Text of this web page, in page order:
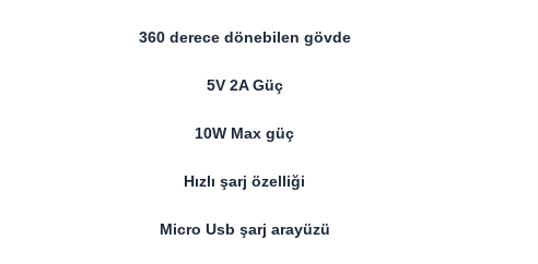
​360 derece dönebilen gövde
5V 2A Güç
10W Max güç
Hızlı şarj özelliği
Micro Usb şarj arayüzü